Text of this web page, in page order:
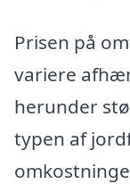
Prisen på
variere
herunder
typen af